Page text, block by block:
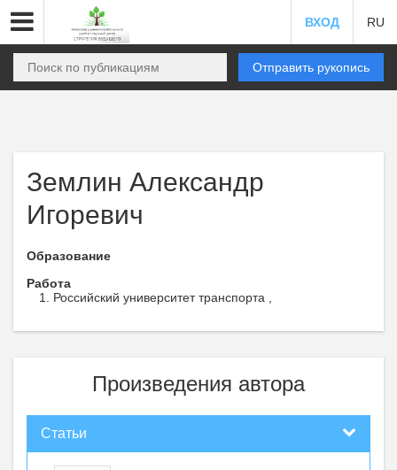
ВХОД RU
Отправить рукопись
Землин Александр
Игоревич
Образование
Работа
Российский университет транспорта ,
Произведения автора
Статьи